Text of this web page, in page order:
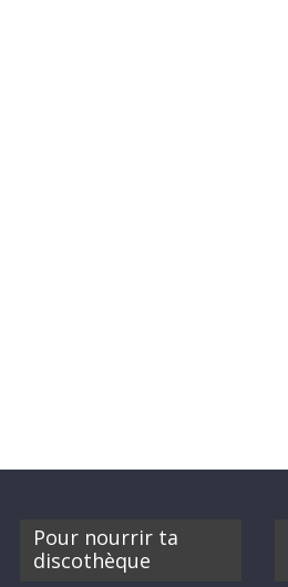
Pour nourrir ta
discothèque